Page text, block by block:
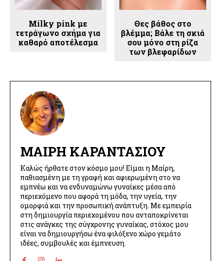
Milky pink με
τετράγωνο σχήμα για
καθαρό αποτέλεσμα
Θες βάθος στο
βλέμμα; Βάλε τη σκιά
σου μόνο στη ρίζα
των βλεφαρίδων
ΜΑΊΡΗ ΚΑΡΑΝΤΆΣΙΟΥ
Καλώς ήρθατε στον κόσμο μου! Είμαι η Μαίρη,
παθιασμένη με τη γραφή και αφιερωμένη στο να
εμπνέω και να ενδυναμώνω γυναίκες μέσα από
περιεχόμενο που αφορά τη μόδα, την υγεία, την
ομορφιά και την προσωπική ανάπτυξη. Με εμπειρία
στη δημιουργία περιεχομένου που ανταποκρίνεται
στις ανάγκες της σύγχρονης γυναίκας, στόχος μου
είναι να δημιουργήσω ένα φιλόξενο χώρο γεμάτο
ιδέες, συμβουλές και έμπνευση.